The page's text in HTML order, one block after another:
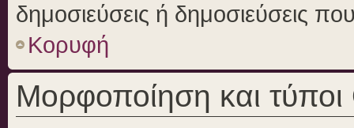
δημοσιεύσεις ή δημοσιεύσεις
Κορυφή
Μορφοποίηση και